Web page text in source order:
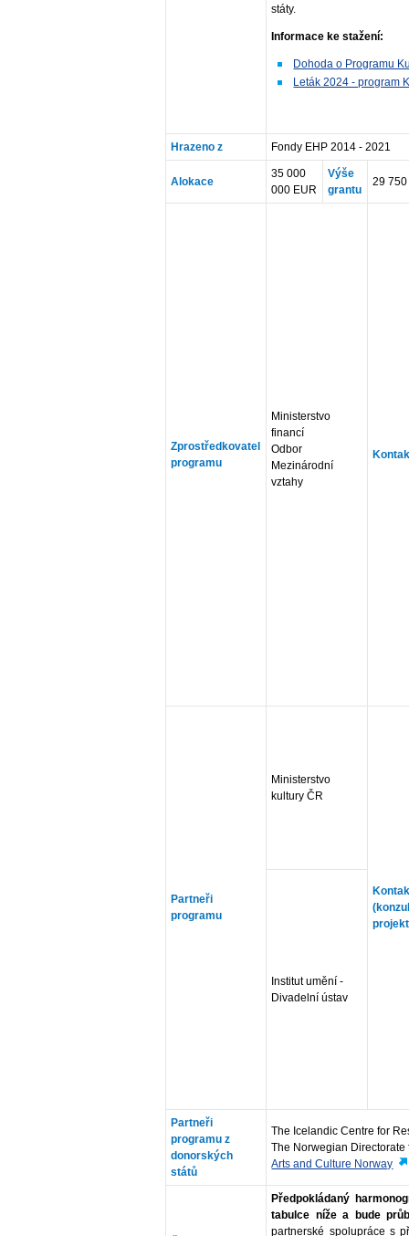
státy.
Informace ke stažení:
Dohoda o Programu
Leták 2024 - program
Hrazeno z Fondy EHP 2014 - 2021
Alokace
35 000
000 EUR
Výše
grantu
29
Zprostředkovatel
programu
Ministerstvo
financí
Odbor
Mezinárodní
vztahy
Partneři
programu
Ministerstvo
kultury ČR
Institut umění -
Divadelní ústav
Partneři
programu z
donorských
států
The Icelandic Centre for
The Norwegian
Arts and Culture Norway
Předpokládaný
tabulce níže a bude
partnerské spolupráce s